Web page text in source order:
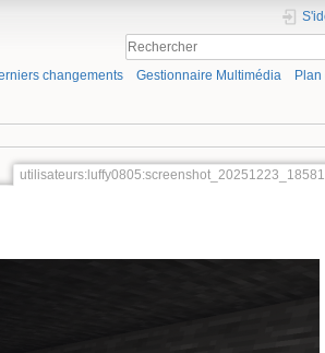
changements Gestionnaire Multimédia Plan